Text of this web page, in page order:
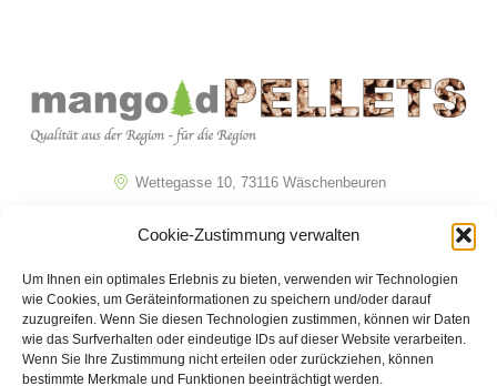
Cookie-Zustimmung verwalten
Um Ihnen ein optimales Erlebnis zu bieten, verwenden wir Technologien
wie Cookies, um Geräteinformationen zu speichern und/oder darauf
zuzugreifen. Wenn Sie diesen Technologien zustimmen, können wir Daten
wie das Surfverhalten oder eindeutige IDs auf dieser Website verarbeiten.
Wenn Sie Ihre Zustimmung nicht erteilen oder zurückziehen, können
bestimmte Merkmale und Funktionen beeinträchtigt werden.
Wettegasse 10, 73116 Wäschenbeuren
info@mangold-pellets.de
Navigation
Home
Informationen
Impressum